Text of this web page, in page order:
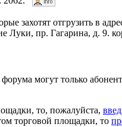
захотят отгрузить в
Луки, пр. Гагарина, д. 9.
могут только
то, пожалуйста,
торговой площадки, то